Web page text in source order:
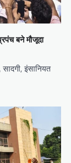
बने मौजूदा
इंसानियत